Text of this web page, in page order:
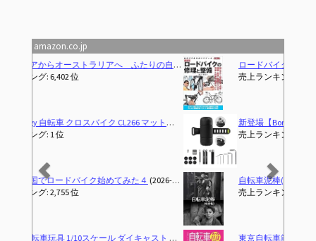
amazon.co.jp
ロードバイクの修理と整備 (ヤエスメディアムック)
新登場【Bone】自転車 工具セット ロードバイク 修理キット 携帯型マルチツール 14-in1 携帯工具ボックス ポータブルツールキット パンク修理キット 自転車 ロードバイク 空気入れ クロスバイク サイクリングツール 軽量コンパクト 携帯工具セット ミニポンプ付き バルブ変換アダプター ツールボトル Bike Portable Tool Kit (パンク修理キット)
自転車泥棒(吹替版)
東京自転車節
Previous Next